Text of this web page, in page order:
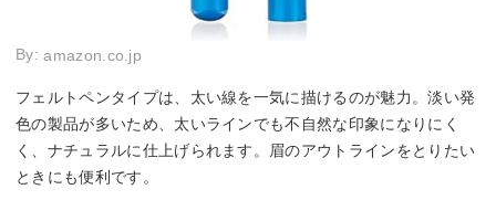
By:amazon.co.jp
フェルトペンタイプは、太い線を一気に描けるのが魅力。淡い発
色の製品が多いため、太いラインでも不自然な印象になりにく
く、ナチュラルに仕上げられます。眉のアウトラインをとりたい
ときにも便利です。